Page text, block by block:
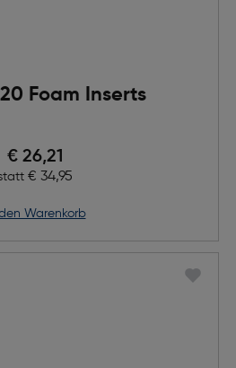
Foam Inserts
Preis nach Rabatts
€ 26,21
Ursprünglicher Preis
€ 34,95
Warenkorb